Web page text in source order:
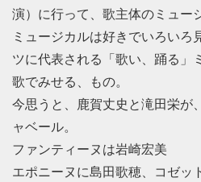
演）に行って、歌主体のミュー
ミュージカルは好きでいろいろ
ツに代表される「歌い、踊る」
歌でみせる、もの。
今思うと、鹿賀丈史と滝田栄が
ャベール。
ファンティーヌは岩崎宏美
エポニーヌに島田歌穂、コゼッ